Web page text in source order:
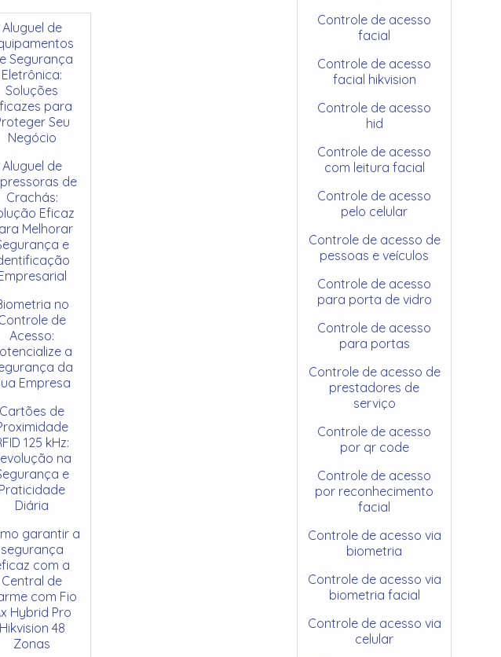
Aluguel de
Segurança
Eletrônica:
Soluções
para
Seu
Negócio
Aluguel de
de
Crachás:
Eficaz
Melhorar
e
no
de
Acesso:
a
da
Empresa
Cartões de
125 kHz:
na
e
Praticidade
Diária
garantir a
segurança
com a
Central de
com Fio
Hybrid Pro
Hikvision 48
Zonas
Controle de acesso
facial
Controle de acesso
facial hikvision
Controle de acesso
hid
Controle de acesso
com leitura facial
Controle de acesso
pelo celular
Controle de acesso de
pessoas e veículos
Controle de acesso
para porta de vidro
Controle de acesso
para portas
Controle de acesso de
prestadores de
serviço
Controle de acesso
por qr code
Controle de acesso
por reconhecimento
facial
Controle de acesso via
biometria
Controle de acesso via
biometria facial
Controle de acesso via
celular